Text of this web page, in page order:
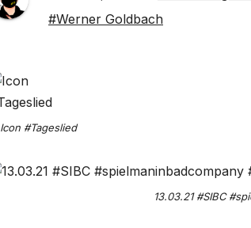
#Werner Goldbach
Icon #Tageslied
13.03.21 #SIBC